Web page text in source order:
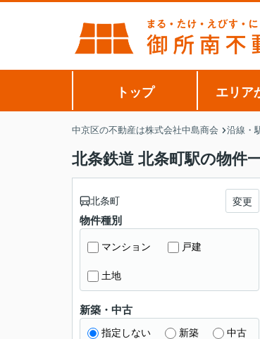
トップ エリア
中京区の不動産は株式会社中島商会 沿線・
北条鉄道 北条町駅の物件
北条町 変更
物件種別
マンション 戸建
土地
新築・中古
指定しない 新築 中古